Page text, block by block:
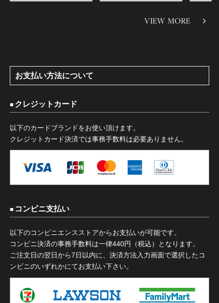
VIEW MORE
お支払い方法について
クレジットカード
以下のカードブランドをお使い頂けます。
クレジットカード決済では事務手数料は必要ありません。
コンビニ支払い
以下のコンビニエンスストアからお支払いが可能です。
コンビニ決済の事務手数料は一律440円（税込）となります。
ご注文日の翌日から7日以内に、決済方法入力画面で選択したコ
ンビニのいずれかにてお支払い下さい。